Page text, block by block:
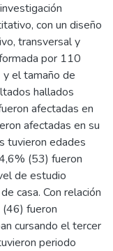
con un diseño
transversal y
por 110
el tamaño de
hallados
afectadas en
afectadas en su
tuvieron edades
(53) fueron
de estudio
casa. Con relación
fueron
cursando el tercer
periodo